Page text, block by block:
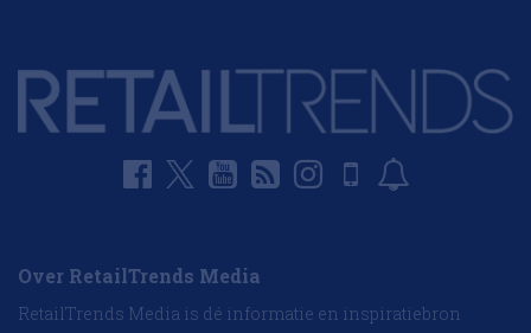
Over RetailTrends Media
RetailTrends Media is dé informatie en inspiratiebron